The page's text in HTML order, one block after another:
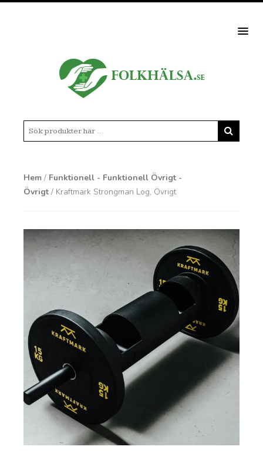
Hem / Funktionell - Funktionell Övrigt -
Övrigt / Kraftmark Strongman Log, Övrigt